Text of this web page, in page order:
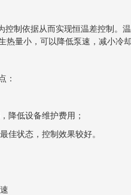
控制依据从而实现恒温差控制。
热量小，可以降低泵速，减小冷
：
低设备维护费用；
状态，控制效果较好。